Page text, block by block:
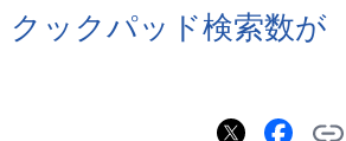
ックパッド検索数が